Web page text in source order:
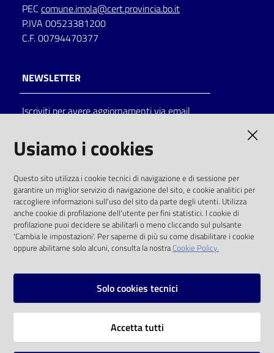
on line
Eventi
Chiedi al
bibliotecario
Avvisi
Orari
PEC comune.imola@cert.provincia.bo.it
P.IVA 00523381200
C.F. 00794470377
NEWSLETTER
Iscriviti per avere aggiornamenti via email
solo alle condizioni previste dalla direttiva
comunitaria 2003/98/CE e dal d.lgs. 36/2006
SOCIAL
Instagram
Vai alla pagina
Usiamo i cookies
Questo sito utilizza i cookie tecnici di navigazione e di sessione per
garantire un miglior servizio di navigazione del sito, e cookie analitici per
raccogliere informazioni sull'uso del sito da parte degli utenti. Utilizza
anche cookie di profilazione dell'utente per fini statistici. I cookie di
profilazione puoi decidere se abilitarli o meno cliccando sul pulsante
'Cambia le impostazioni'. Per saperne di più su come disabilitare i cookie
oppure abilitarne solo alcuni, consulta la nostraCookie Policy.
Solo cookies tecnici
Accetta tutti